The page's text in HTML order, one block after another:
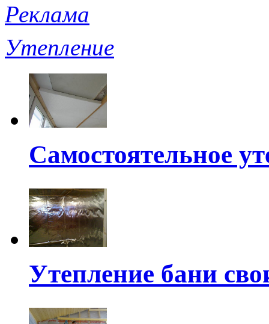
Реклама
Утепление
Самостоятельное
Утепление бани